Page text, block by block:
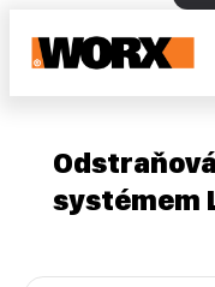
systémem